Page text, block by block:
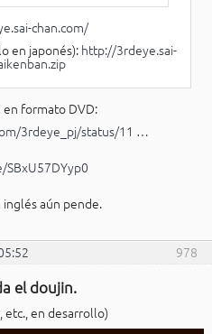
chan.com/
en japonés): http://3rdeye.sai-
en formato DVD:
3rdeye_pj/status/11 …
inglés aún pende.
978
el doujin.
etc., en desarrollo)